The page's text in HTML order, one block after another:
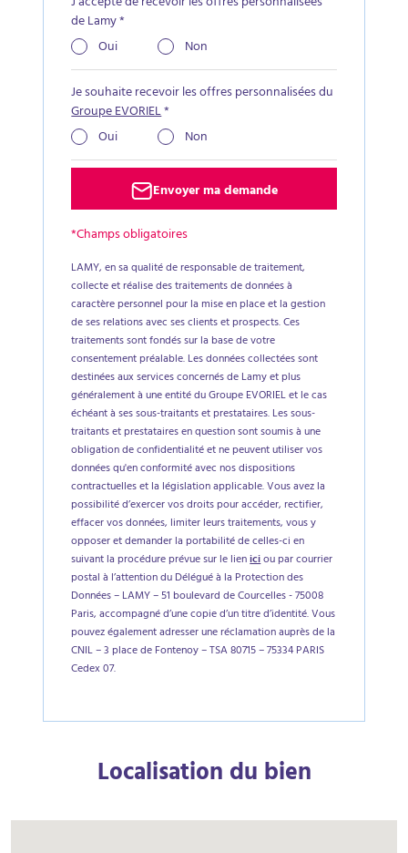
de Lamy*
Oui
Non
Je souhaite recevoir les offres personnalisées du
Groupe EVORIEL*
Oui
Non
Envoyer ma demande
*Champs obligatoires
LAMY, en sa qualité de responsable de traitement,
collecte et réalise des traitements de données à
caractère personnel pour la mise en place et la gestion
de ses relations avec ses clients et prospects. Ces
traitements sont fondés sur la base de votre
consentement préalable. Les données collectées sont
destinées aux services concernés de Lamy et plus
généralement à une entité du Groupe EVORIEL et le cas
échéant à ses sous-traitants et prestataires. Les sous-
traitants et prestataires en question sont soumis à une
obligation de confidentialité et ne peuvent utiliser vos
données qu'en conformité avec nos dispositions
contractuelles et la législation applicable. Vous avez la
possibilité d’exercer vos droits pour accéder, rectifier,
effacer vos données, limiter leurs traitements, vous y
opposer et demander la portabilité de celles-ci en
suivant la procédure prévue sur le lieniciou par courrier
postal à l’attention du Délégué à la Protection des
Données – LAMY – 51 boulevard de Courcelles - 75008
Paris, accompagné d’une copie d’un titre d’identité. Vous
pouvez également adresser une réclamation auprès de la
CNIL – 3 place de Fontenoy – TSA 80715 – 75334 PARIS
Cedex 07.
Localisation du bien